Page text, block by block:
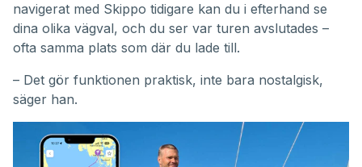
navigerat med Skippo tidigare kan du i efterhand se
dina olika vägval, och du ser var turen avslutades –
ofta samma plats som där du lade till.
– Det gör funktionen praktisk, inte bara nostalgisk,
säger han.